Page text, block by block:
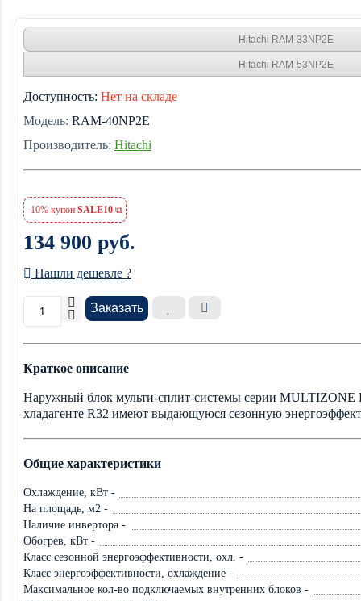
Hitachi RAM-33NP2E
Hitachi RAM-53NP2E
Доступность: Нет на складе
Модель: RAM-40NP2E
Производитель: Hitachi
-10% купон SALE10
134 900 руб.
Нашли дешевле ?
Заказать
Краткое описание
Наружный блок мульти-сплит-системы серии
хладагенте R32 имеют выдающуюся сезонную
Общие характеристики
Охлаждение, кВт -
На площадь, м2 -
Наличие инвертора -
Обогрев, кВт -
Класс сезонной энергоэффективности, охл. -
Класс энергоэффективности, охлаждение -
Максимальное кол-во подключаемых внутренних блоков -